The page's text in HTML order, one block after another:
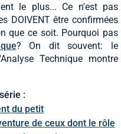
le plus... Ce n'est pas
DOIVENT être confirmées
que ce soit. Pourquoi pas
? On dit souvent: le
Technique montre
:
du petit
de ceux dont le rôle